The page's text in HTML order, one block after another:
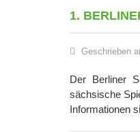
1.
Geschrieben
Der Berliner
sächsische
Informationen